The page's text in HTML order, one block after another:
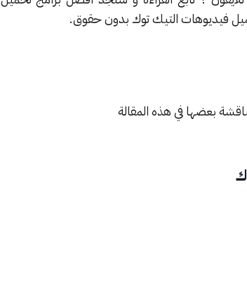
فيديوهات التيك توك بدون حقوق.
بعضها في هذه المقالة